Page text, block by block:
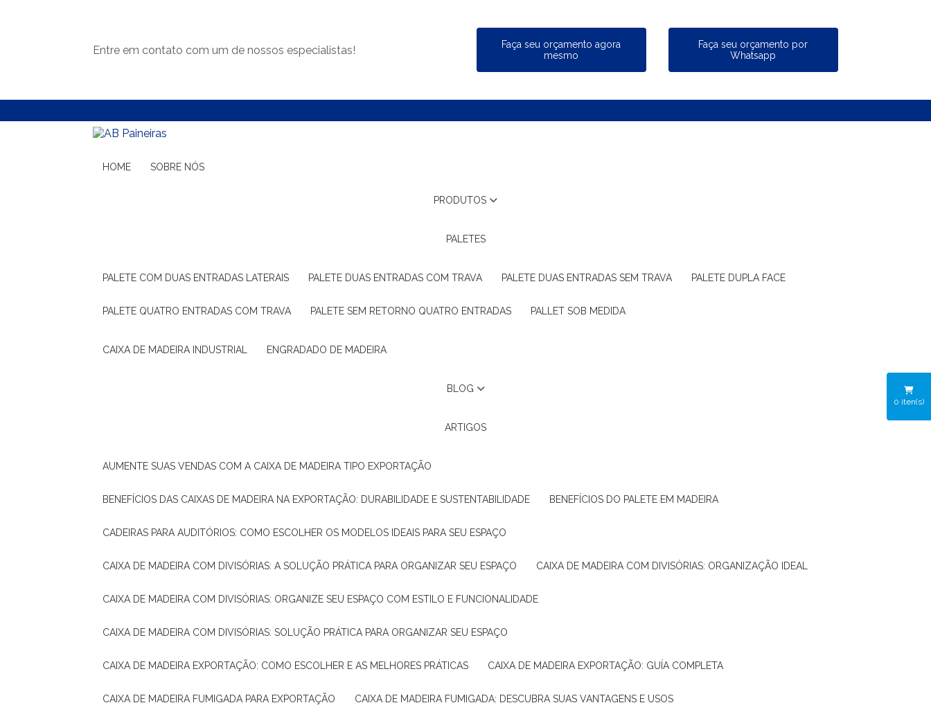
Entre em contato com um de nossos especialistas!
Faça seu orçamento agora
mesmo
Faça seu orçamento por
Whatsapp
HOME SOBRE NÓS
PRODUTOS
PALETES
PALETE COM DUAS ENTRADAS LATERAIS PALETE DUAS ENTRADAS COM TRAVA PALETE DUAS ENTRADAS SEM TRAVA PALETE DUPLA FACE
PALETE QUATRO ENTRADAS COM TRAVA PALETE SEM RETORNO QUATRO ENTRADAS PALLET SOB MEDIDA
CAIXA DE MADEIRA INDUSTRIAL ENGRADADO DE MADEIRA
BLOG
ARTIGOS
AUMENTE SUAS VENDAS COM A CAIXA DE MADEIRA TIPO EXPORTAÇÃO
BENEFÍCIOS DAS CAIXAS DE MADEIRA NA EXPORTAÇÃO: DURABILIDADE E SUSTENTABILIDADE BENEFÍCIOS DO PALETE EM MADEIRA
CADEIRAS PARA AUDITÓRIOS: COMO ESCOLHER OS MODELOS IDEAIS PARA SEU ESPAÇO
CAIXA DE MADEIRA COM DIVISÓRIAS: A SOLUÇÃO PRÁTICA PARA ORGANIZAR SEU ESPAÇO CAIXA DE MADEIRA COM DIVISÓRIAS: ORGANIZAÇÃO IDEAL
CAIXA DE MADEIRA COM DIVISÓRIAS: ORGANIZE SEU ESPAÇO COM ESTILO E FUNCIONALIDADE
CAIXA DE MADEIRA COM DIVISÓRIAS: SOLUÇÃO PRÁTICA PARA ORGANIZAR SEU ESPAÇO
CAIXA DE MADEIRA EXPORTAÇÃO: COMO ESCOLHER E AS MELHORES PRÁTICAS CAIXA DE MADEIRA EXPORTAÇÃO: GUÍA COMPLETA
CAIXA DE MADEIRA FUMIGADA PARA EXPORTAÇÃO CAIXA DE MADEIRA FUMIGADA: DESCUBRA SUAS VANTAGENS E USOS
0 iten(s)